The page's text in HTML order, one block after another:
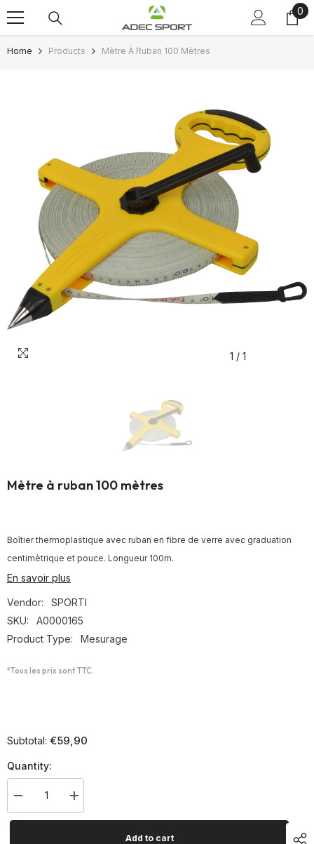
Skip to content 0
0
Home Products Mètre À Ruban 100 Mètres
1 / 1
Mètre à ruban 100 mètres
Boîtier thermoplastique avec ruban en fibre de verre avec graduation
centimètrique et pouce. Longueur 100m.
En savoir plus
Vendor:
SPORTI
SKU:
A0000165
Product Type:
Mesurage
*Tous les prix sont TTC.
Subtotal: €59,90
Quantity:
Decrease
quantity
for
Increase
quantity
for
Add to cart